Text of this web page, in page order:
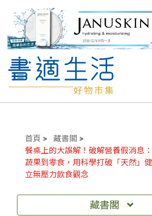
首頁
藏書閣
餐桌上的大誤解！破解營養假消息
蔬果到零食，用科學打破「天然」
立無壓力飲食觀念
藏書閣